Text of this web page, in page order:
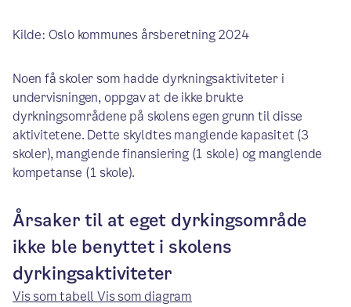
Kilde: Oslo kommunes årsberetning 2024
Noen få skoler som hadde dyrkningsaktiviteter i
undervisningen, oppgav at de ikke brukte
dyrkningsområdene på skolens egen grunn til disse
aktivitetene. Dette skyldtes manglende kapasitet (3
skoler), manglende finansiering (1 skole) og manglende
kompetanse (1 skole).
Årsaker til at eget dyrkingsområde
ikke ble benyttet i skolens
dyrkingsaktiviteter
Vis som tabellVis som diagram